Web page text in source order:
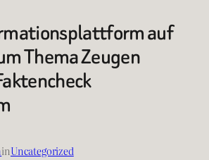
auf
Thema Zeugen
inUncategorized